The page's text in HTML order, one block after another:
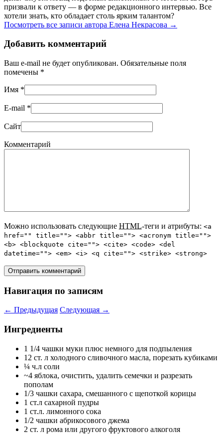
призвали к ответу — в форме редакционного интервью. Все
хотели знать, кто обладает столь ярким талантом?
Посмотреть все записи автора Елена Некрасова →
Добавить комментарий
Ваш e-mail не будет опубликован. Обязательные поля
помечены *
Имя *
E-mail *
Сайт
Комментарий
Можно использовать следующие HTML-теги и атрибуты: <a
href="" title=""> <abbr title=""> <acronym title="">
<b> <blockquote cite=""> <cite> <code> <del
datetime=""> <em> <i> <q cite=""> <strike> <strong>
Навигация по записям
← Предыдущая Следующая →
Ингредиенты
1 1/4 чашки муки плюс немного для подпыления
12 ст. л холодного сливочного масла, порезать кубиками
¼ ч.л соли
~4 яблока, очистить, удалить семечки и разрезать
пополам
1/3 чашки сахара, смешанного с щепоткой корицы
1 ст.л сахарной пудры
1 ст.л. лимонного сока
1/2 чашки абрикосового джема
2 ст. л рома или другого фруктового алкоголя